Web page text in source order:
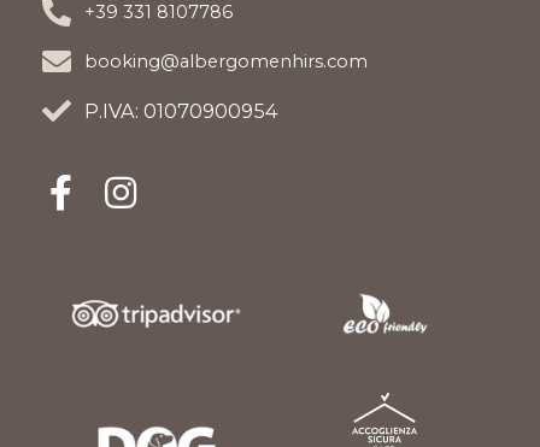
+39 331 8107786
booking@albergomenhirs.com
P.IVA: 01070900954